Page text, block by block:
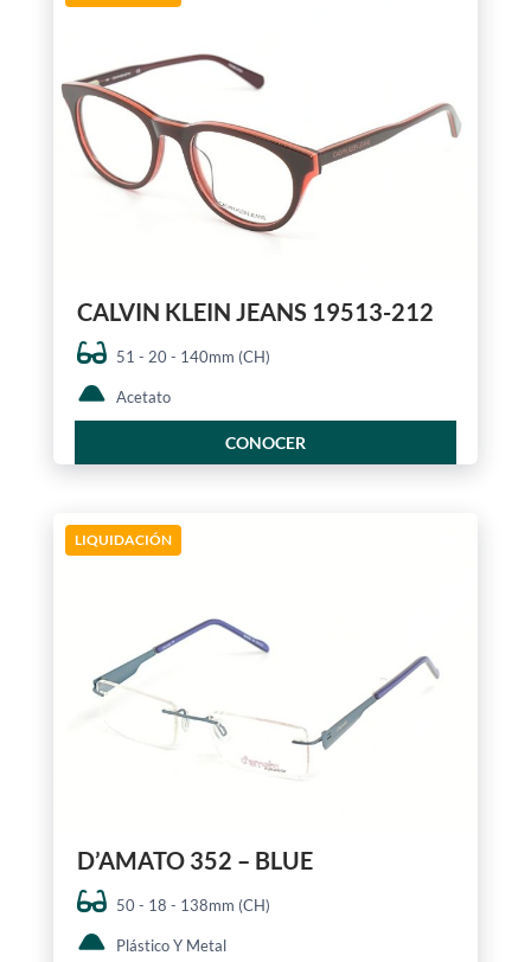
CALVIN KLEIN JEANS 19513-212
51 - 20 - 140mm (CH)
Acetato
CONOCER
LIQUIDACIÓN
D’AMATO 352 – BLUE
50 - 18 - 138mm (CH)
Plástico Y Metal